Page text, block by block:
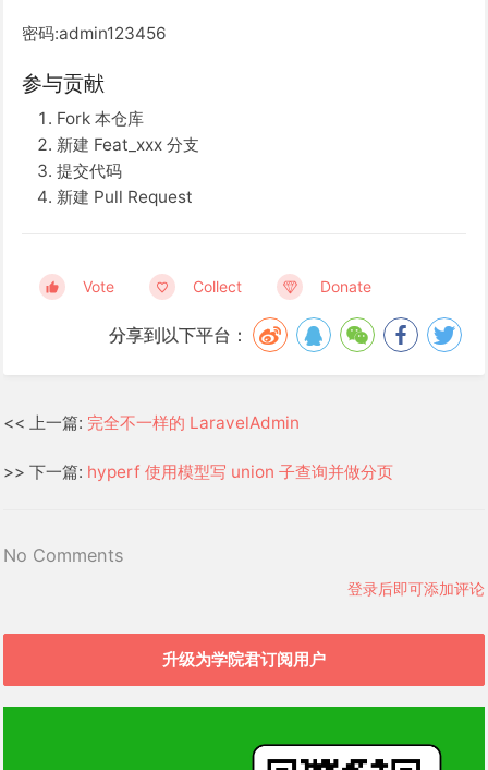
密码:admin123456
参与贡献
Fork 本仓库
新建 Feat_xxx 分支
提交代码
新建 Pull Request
Vote Collect Donate
分享到以下平台：
<< 上一篇: 完全不一样的 LaravelAdmin
>> 下一篇: hyperf 使用模型写 union 子查询并做分页
No Comments
登录后即可添加评论
升级为学院君订阅用户